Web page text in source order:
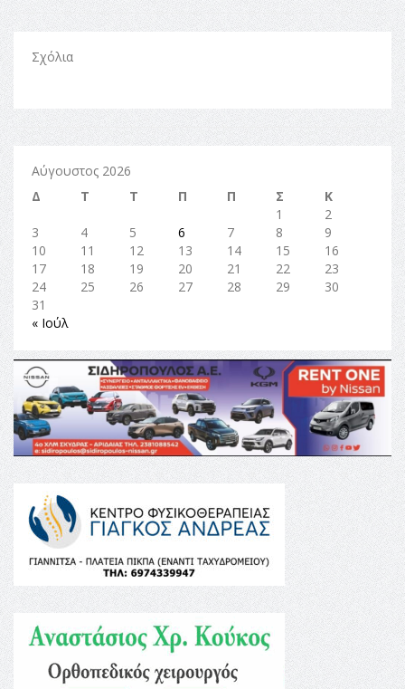
Σχόλια
Αύγουστος 2026
Δ
Τ Τ Π Π Σ
Κ
1
2
3
4 5 6 7 8
9
10
11 12 13 14 15
16
17
18 19 20 21 22
23
24
25 26 27 28 29
30
31
« Ιούλ